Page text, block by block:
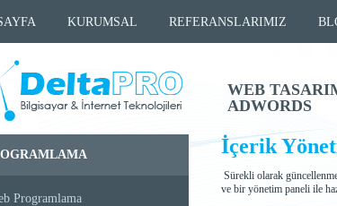
KURUMSAL REFERANSLARIMIZ
WEB
ADWORDS
Programlama
İçerik
Sürekli olarak
ve bir yönetim paneli ile